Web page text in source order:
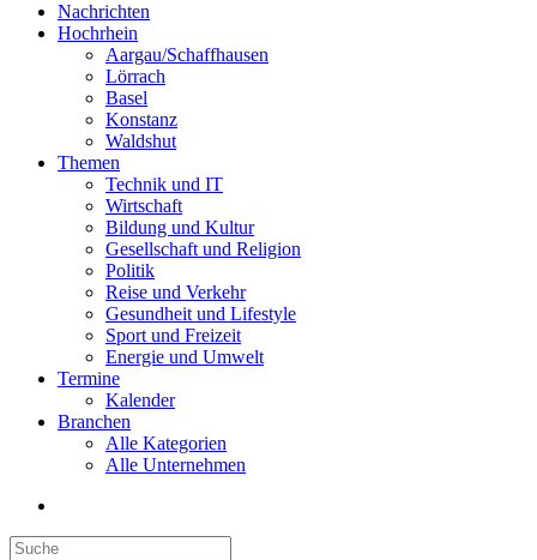
Nachrichten
Hochrhein
Aargau/Schaffhausen
Lörrach
Basel
Konstanz
Waldshut
Themen
Technik und IT
Wirtschaft
Bildung und Kultur
Gesellschaft und Religion
Politik
Reise und Verkehr
Gesundheit und Lifestyle
Sport und Freizeit
Energie und Umwelt
Termine
Kalender
Branchen
Alle Kategorien
Alle Unternehmen